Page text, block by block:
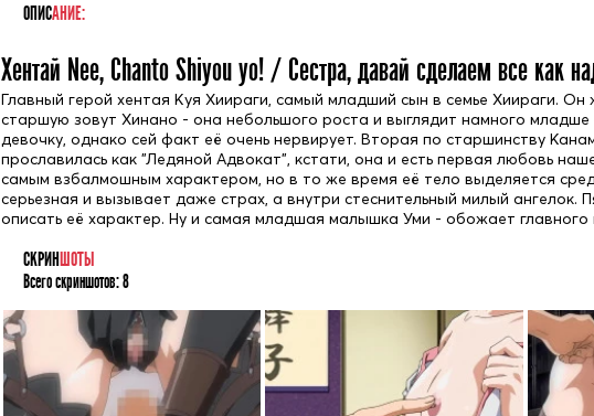
ОПИСАНИЕ:
Хентай Nee, Chanto Shiyou yo! / Сестра, давай сделаем все как
Главный герой хентая Куя Хиираги, самый младший сын в семье Хиираги.
старшую зовут Хинано - она небольшого роста и выглядит намного
девочку, однако сей факт её очень нервирует. Вторая по старшинству
прославилась как "Ледяной Адвокат", кстати, она и есть первая любовь
самым взбалмошным характером, но в то же время её тело выделяется
серьезная и вызывает даже страх, а внутри стеснительный милый
описать её характер. Ну и самая младшая малышка Уми - обожает главного
СКРИНШОТЫ
Всего скриншотов:8